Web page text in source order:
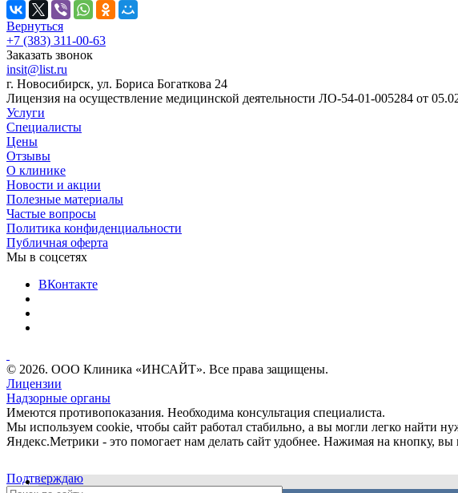
Вернуться
+7 (383) 311-00-63
Заказать звонок
insit@list.ru
г. Новосибирск, ул. Бориса Богаткова 24
Лицензия на осуществление медицинской деятельности ЛО-54-01-005284 от
Услуги
Специалисты
Цены
Отзывы
О клинике
Новости и акции
Полезные материалы
Частые вопросы
Политика конфиденциальности
Публичная оферта
Мы в соцсетях
ВКонтакте
© 2026. ООО Клиника «ИНСАЙТ». Все права защищены.
Лицензии
Надзорные органы
Имеются противопоказания. Необходима консультация специалиста.
Мы используем cookie, чтобы сайт работал стабильно, а вы могли легко
Яндекс.Метрики - это помогает нам делать сайт удобнее. Нажимая на кнопку, вы
Подтверждаю